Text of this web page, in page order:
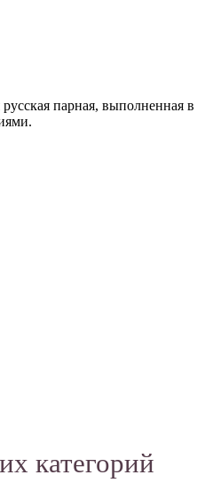
парная, выполненная в
категорий